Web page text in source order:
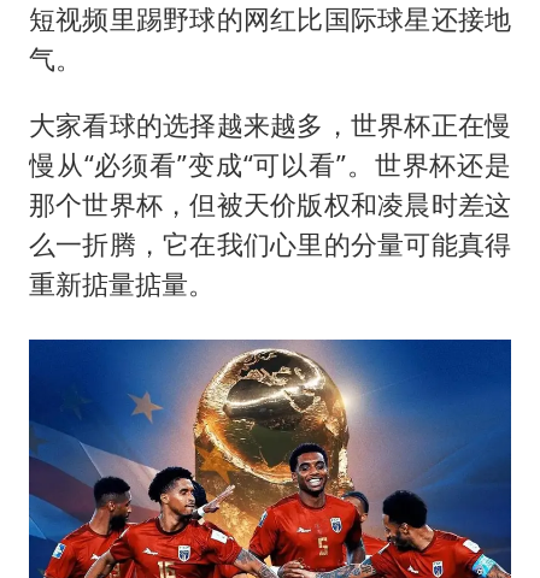
短视频里踢野球的网红比国际球星还接地
气。
大家看球的选择越来越多，世界杯正在慢
慢从“必须看”变成“可以看”。世界杯还是
那个世界杯，但被天价版权和凌晨时差这
么一折腾，它在我们心里的分量可能真得
重新掂量掂量。